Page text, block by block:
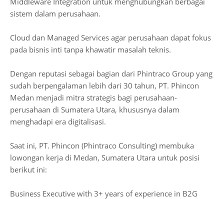
sistem dalam perusahaan.
Cloud dan Managed Services agar perusahaan dapat fokus
pada bisnis inti tanpa khawatir masalah teknis.
Dengan reputasi sebagai bagian dari Phintraco Group yang
sudah berpengalaman lebih dari 30 tahun, PT. Phincon
Medan menjadi mitra strategis bagi perusahaan-
perusahaan di Sumatera Utara, khususnya dalam
menghadapi era digitalisasi.
Saat ini, PT. Phincon (Phintraco Consulting) membuka
lowongan kerja di Medan, Sumatera Utara untuk posisi
berikut ini:
Business Executive with 3+ years of experience in B2G